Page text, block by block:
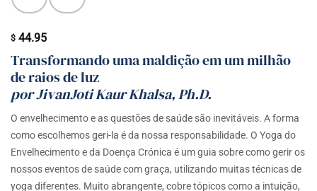
$ 44.95
Transformando uma maldição em um milhão
de raios de luz
por JivanJoti Kaur Khalsa, Ph.D.
O envelhecimento e as questões de saúde são inevitáveis. A forma
como escolhemos geri-la é da nossa responsabilidade. O Yoga do
Envelhecimento e da Doença Crónica é um guia sobre como gerir os
nossos eventos de saúde com graça, utilizando muitas técnicas de
yoga diferentes. Muito abrangente, cobre tópicos como a intuição,